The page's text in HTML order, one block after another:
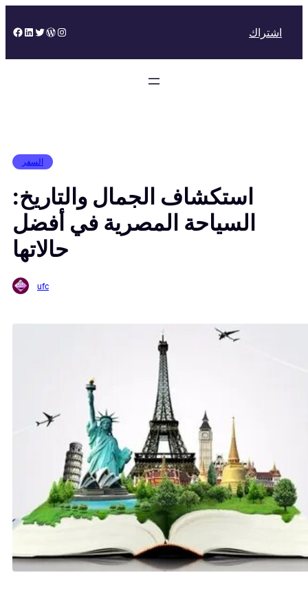
to
Facebook
LinkedIn
Twitter
WordPress
Instagram اشتراك
السفر
استكشاف الجمال والتاريخ:
السياحة المصرية في أفضل
حالاتها
ufc